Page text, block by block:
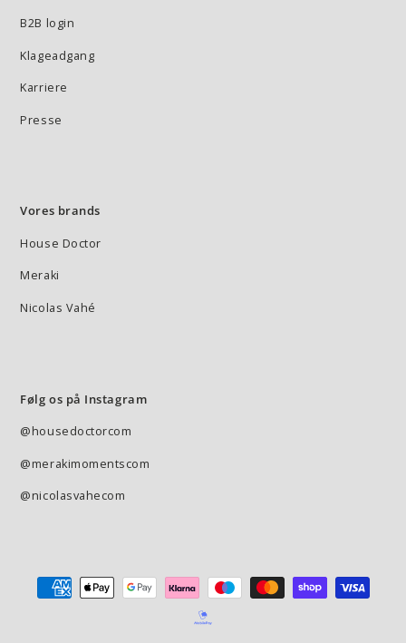
B2B login
Klageadgang
Karriere
Presse
Vores brands
House Doctor
Meraki
Nicolas Vahé
Følg os på Instagram
@housedoctorcom
@merakimomentscom
@nicolasvahecom
Betalingsmetode